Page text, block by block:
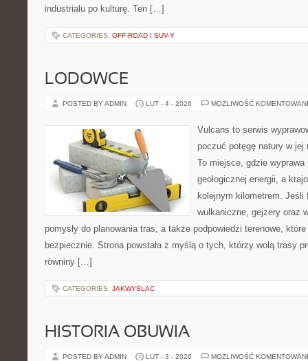
industrialu po kulturę. Ten […]
CATEGORIES: OFF-ROAD I SUV-Y
LODOWCE
POSTED BY ADMIN LUT - 4 - 2026 MOŻLIWOŚĆ
Vulcans to serwis
poczuć potęgę natury w jej
To miejsce, gdzie
geologicznej energii, a
kolejnym kilometrem.
wulkaniczne, gejzery oraz
pomysły do planowania tras, a także podpowiedzi terenowe,
bezpiecznie. Strona powstała z myślą o tych, którzy wolą trasy
równiny […]
CATEGORIES: JAKWYSLAC
HISTORIA OBUWIA
POSTED BY ADMIN LUT - 3 - 2026 MOŻLIWOŚĆ